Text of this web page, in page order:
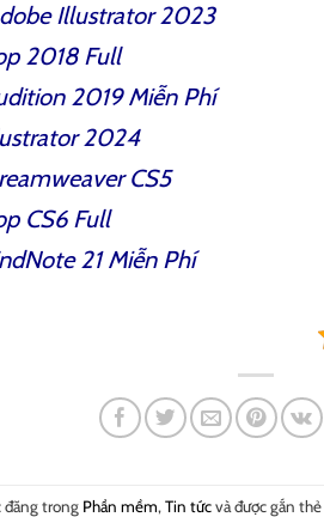
Illustrator 2023
2018Full
2019Miễn Phí
2024
CS5
CS6 Full
21Miễn Phí
đăng trong Phần mềm, Tin tứcvà được gắn thẻ